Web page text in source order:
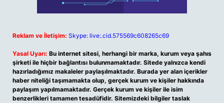
Reklam ve İletişim: Skype: live:.cid.575569c608265c69
Yasal Uyarı: Bu internet sitesi, herhangi bir marka, kurum veya şahıs
şirketi ile hiçbir bağlantısı bulunmamaktadır. Sitede yalnızca kendi
hazırladığımız makaleler paylaşılmaktadır. Burada yer alan içerikler
haber niteliği taşımamakta olup, gerçek kurum ve kişiler hakkında
paylaşım yapılmamaktadır. Gerçek kurum ve kişiler ile isim
benzerlikleri tamamen tesadüfidir. Sitemizdeki bilgiler taslak